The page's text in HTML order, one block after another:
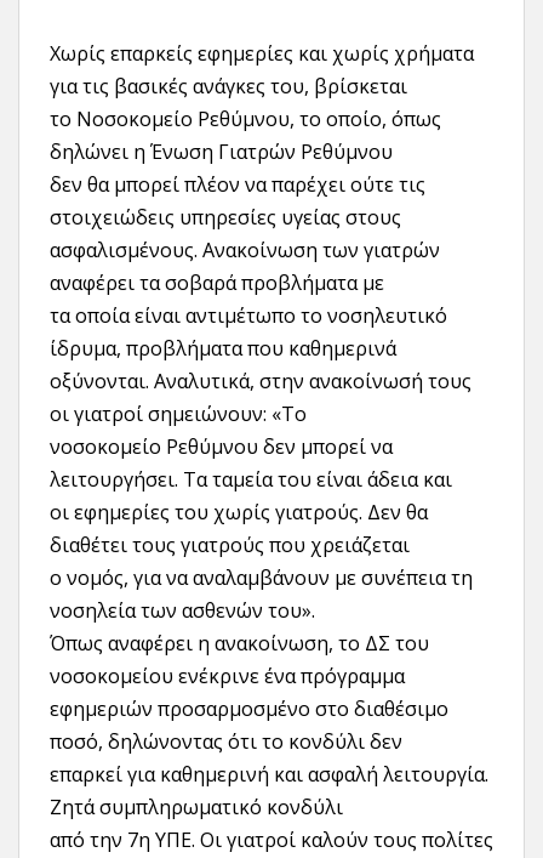
Χωρίς επαρκείς εφημερίες και χωρίς χρήματα
για τις βασικές ανάγκες του, βρίσκεται
το Νοσοκομείο Ρεθύμνου, το οποίο, όπως
δηλώνει η Ένωση Γιατρών Ρεθύμνου
δεν θα μπορεί πλέον να παρέχει ούτε τις
στοιχειώδεις υπηρεσίες υγείας στους
ασφαλισμένους. Ανακοίνωση των γιατρών
αναφέρει τα σοβαρά προβλήματα με
τα οποία είναι αντιμέτωπο το νοσηλευτικό
ίδρυμα, προβλήματα που καθημερινά
οξύνονται. Αναλυτικά, στην ανακοίνωσή τους
οι γιατροί σημειώνουν: «Το
νοσοκομείο Ρεθύμνου δεν μπορεί να
λειτουργήσει. Τα ταμεία του είναι άδεια και
οι εφημερίες του χωρίς γιατρούς. Δεν θα
διαθέτει τους γιατρούς που χρειάζεται
ο νομός, για να αναλαμβάνουν με συνέπεια τη
νοσηλεία των ασθενών του».
Όπως αναφέρει η ανακοίνωση, το ΔΣ του
νοσοκομείου ενέκρινε ένα πρόγραμμα
εφημεριών προσαρμοσμένο στο διαθέσιμο
ποσό, δηλώνοντας ότι το κονδύλι δεν
επαρκεί για καθημερινή και ασφαλή λειτουργία.
Ζητά συμπληρωματικό κονδύλι
από την 7η ΥΠΕ. Οι γιατροί καλούν τους πολίτες